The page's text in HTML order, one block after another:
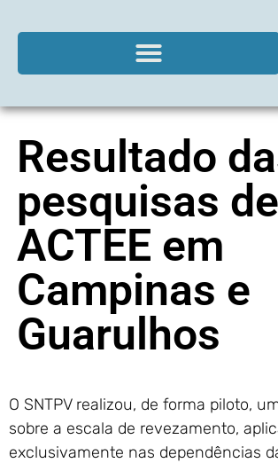
Resultado
pesquisas de
ACTEE em
Campinas e
Guarulhos
O SNTPV realizou, de forma piloto,
sobre a escala de revezamento,
exclusivamente nas dependências